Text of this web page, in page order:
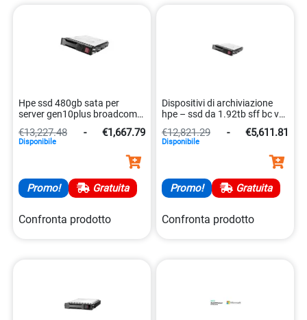
Hpe ssd 480gb sata per
server gen10plus broadcom
€13,227.48 - €1,667.79
Disponibile
Promo! Gratuita
Confronta prodotto
Dispositivi di archiviazione
hpe – ssd da 1.92tb sff bc vs
€12,821.29 - €5,611.81
Disponibile
Promo! Gratuita
Confronta prodotto